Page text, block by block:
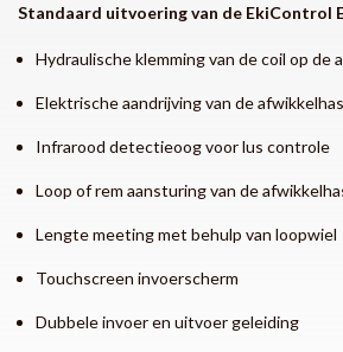
Standaard uitvoering van de EkiControl
Hydraulische klemming van de coil op de
Elektrische aandrijving van de
Infrarood detectieoog voor lus controle
Loop of rem aansturing van de
Lengte meeting met behulp van loopwiel
Touchscreen invoerscherm
Dubbele invoer en uitvoer geleiding